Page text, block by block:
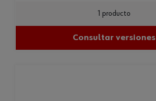
1 producto
Consultar versiones